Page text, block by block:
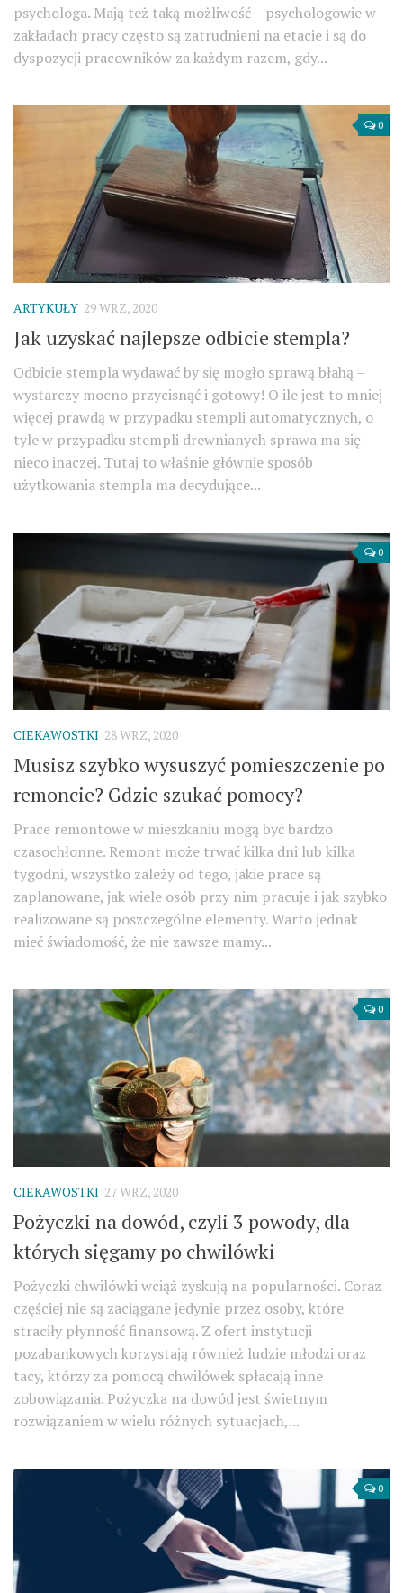
psychologa. Mają też taką możliwość – psychologowie w
zakładach pracy często są zatrudnieni na etacie i są do
dyspozycji pracowników za każdym razem, gdy...
0
ARTYKUŁY 29 WRZ, 2020
Jak uzyskać najlepsze odbicie stempla?
Odbicie stempla wydawać by się mogło sprawą błahą –
wystarczy mocno przycisnąć i gotowy! O ile jest to mniej
więcej prawdą w przypadku stempli automatycznych, o
tyle w przypadku stempli drewnianych sprawa ma się
nieco inaczej. Tutaj to właśnie głównie sposób
użytkowania stempla ma decydujące...
0
CIEKAWOSTKI 28 WRZ, 2020
Musisz szybko wysuszyć pomieszczenie po
remoncie? Gdzie szukać pomocy?
Prace remontowe w mieszkaniu mogą być bardzo
czasochłonne. Remont może trwać kilka dni lub kilka
tygodni, wszystko zależy od tego, jakie prace są
zaplanowane, jak wiele osób przy nim pracuje i jak szybko
realizowane są poszczególne elementy. Warto jednak
mieć świadomość, że nie zawsze mamy...
0
CIEKAWOSTKI 27 WRZ, 2020
Pożyczki na dowód, czyli 3 powody, dla
których sięgamy po chwilówki
Pożyczki chwilówki wciąż zyskują na popularności. Coraz
częściej nie są zaciągane jedynie przez osoby, które
straciły płynność finansową. Z ofert instytucji
pozabankowych korzystają również ludzie młodzi oraz
tacy, którzy za pomocą chwilówek spłacają inne
zobowiązania. Pożyczka na dowód jest świetnym
rozwiązaniem w wielu różnych sytuacjach,...
0